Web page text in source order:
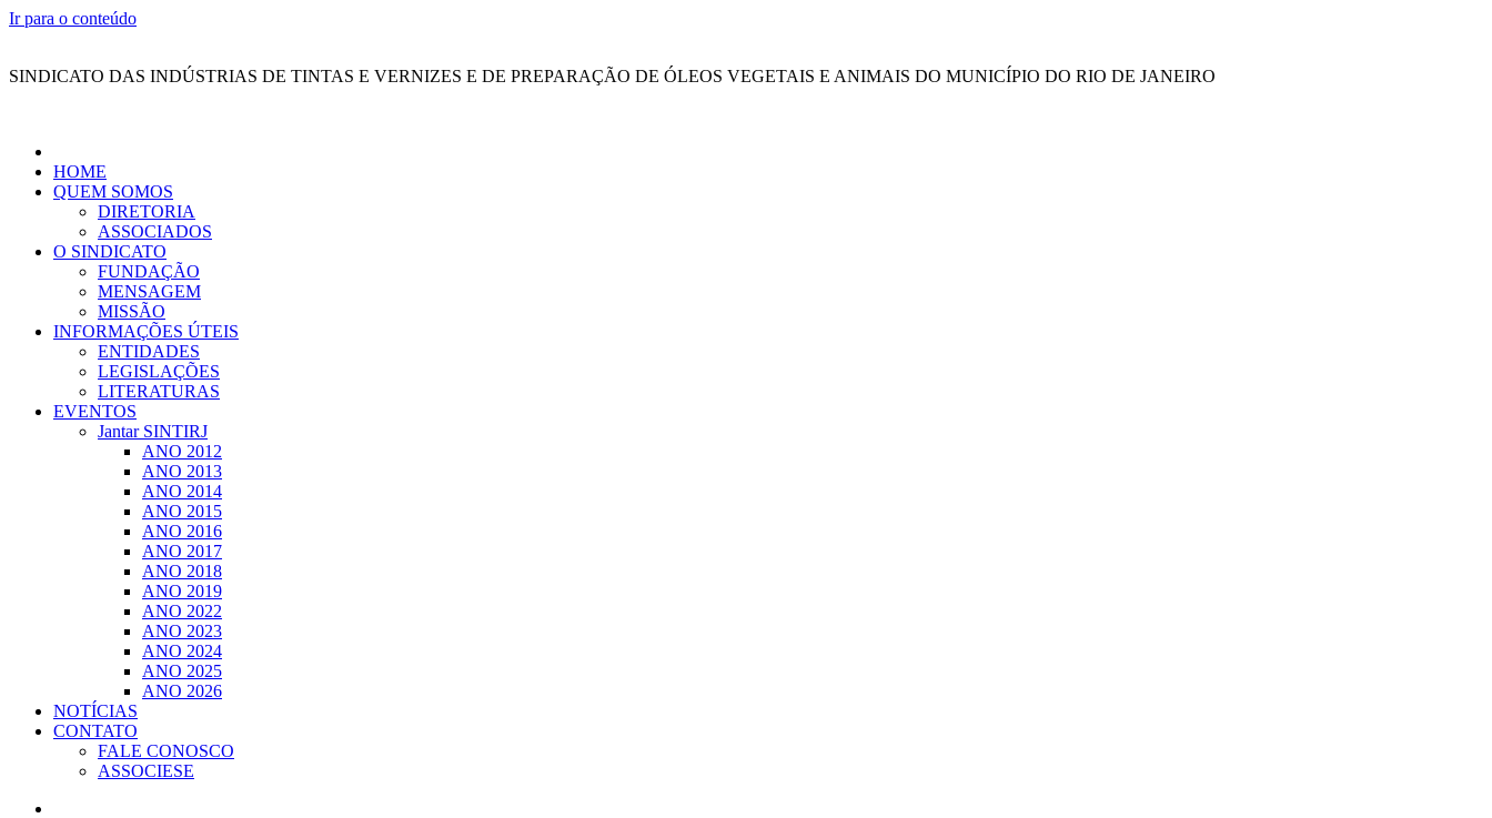
Ir para o conteúdo
SINDICATO DAS INDÚSTRIAS DE TINTAS E VERNIZES E DE PREPARAÇÃO DE ÓLEOS VEGETAIS E ANIMAIS DO MUNICÍPIO DO RIO DE JANEIRO
HOME
QUEM SOMOS
DIRETORIA
ASSOCIADOS
O SINDICATO
FUNDAÇÃO
MENSAGEM
MISSÃO
INFORMAÇÕES ÚTEIS
ENTIDADES
LEGISLAÇÕES
LITERATURAS
EVENTOS
Jantar SINTIRJ
ANO 2012
ANO 2013
ANO 2014
ANO 2015
ANO 2016
ANO 2017
ANO 2018
ANO 2019
ANO 2022
ANO 2023
ANO 2024
ANO 2025
ANO 2026
NOTÍCIAS
CONTATO
FALE CONOSCO
ASSOCIESE